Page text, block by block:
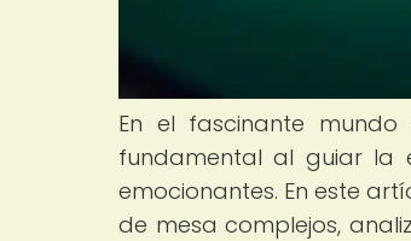
En el fascinante
fundamental al guiar la
emocionantes. En este
de mesa complejos,